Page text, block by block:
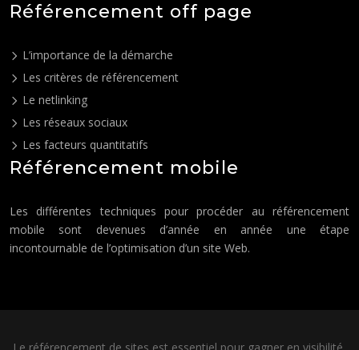
Référencement off page
L’importance de la démarche
Les critères de référencement
Le netlinking
Les réseaux sociaux
Les facteurs quantitatifs
Référencement mobile
Les différentes techniques pour procéder au référencement
mobile sont devenues d’année en année une étape
incontournable de l’optimisation d’un site Web.